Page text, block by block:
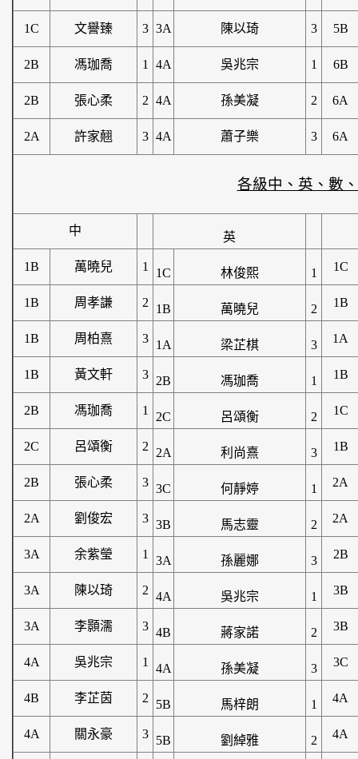
1C 文譽臻 3 3A 陳以琦 3 5B
2B 馮珈喬 1 4A 吳兆宗 1 6B
2B 張心柔 2 4A 孫美凝 2 6A
2A 許家翹 3 4A 蕭子樂 3 6A
各級中、英、數
中 英
1B 萬曉兒 1 1C 林俊熙 1 1C
1B 周孝謙 2 1B 萬曉兒 2 1B
1B 周柏熹 3 1A 梁芷棋 3 1A
1B 黃文軒 3 2B 馮珈喬 1 1B
2B 馮珈喬 1 2C 呂頌衡 2 1C
2C 呂頌衡 2 2A 利尚熹 3 1B
2B 張心柔 3 3C 何靜婷 1 2A
2A 劉俊宏 3 3B 馬志靈 2 2A
3A 余紫瑩 1 3A 孫麗娜 3 2B
3A 陳以琦 2 4A 吳兆宗 1 3B
3A 李顥濡 3 4B 蔣家諾 2 3B
4A 吳兆宗 1 4A 孫美凝 3 3C
4B 李芷茵 2 5B 馬梓朗 1 4A
4A 關永豪 3 5B 劉綽雅 2 4A